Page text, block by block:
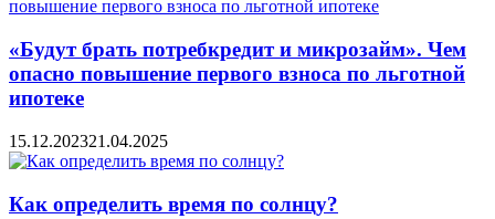
«Будут брать потребкредит и микрозайм». Чем
опасно повышение первого взноса по льготной
ипотеке
15.12.202321.04.2025
Как определить время по солнцу?